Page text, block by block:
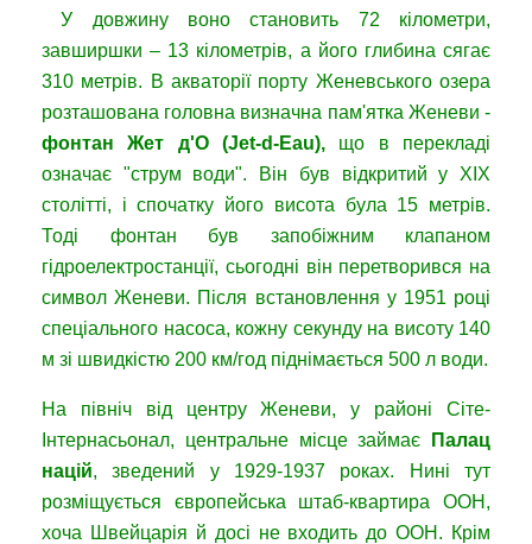
У довжину воно становить 72 кілометри,
завширшки – 13 кілометрів, а його глибина сягає
310 метрів. В акваторії порту Женевського озера
розташована головна визначна пам'ятка Женеви -
фонтан Жет д'О (Jet-d-Eau), що в перекладі
означає "струм води". Він був відкритий у XIX
столітті, і спочатку його висота була 15 метрів.
Тоді фонтан був запобіжним клапаном
гідроелектростанції, сьогодні він перетворився на
символ Женеви. Після встановлення у 1951 році
спеціального насоса, кожну секунду на висоту 140
м зі швидкістю 200 км/год піднімається 500 л води.
На північ від центру Женеви, у районі Сіте-
Інтернасьонал, центральне місце займає
Палац
націй, зведений у 1929-1937 роках. Нині тут
розміщується європейська штаб-квартира ООН,
хоча Швейцарія й досі не входить до ООН. Крім